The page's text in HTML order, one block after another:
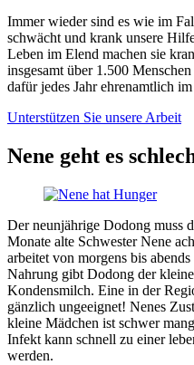
Immer wieder sind es wie im
schwächt und krank unsere
Leben im Elend machen sie
ins­ge­samt über 1.500
dafür jedes Jahr ehren­amtlich
Unterstützen Sie unsere Arbeit
Nene geht es
Der neunjährige Dodong muss
Monate alte Schwester Nene
arbeitet von morgens bis
Nahrung gibt Dodong der
Kondensmilch. Eine in der
gänzlich ungeeignet! Nenes
kleine Mädchen ist schwer
Infekt kann schnell zu einer
werden.